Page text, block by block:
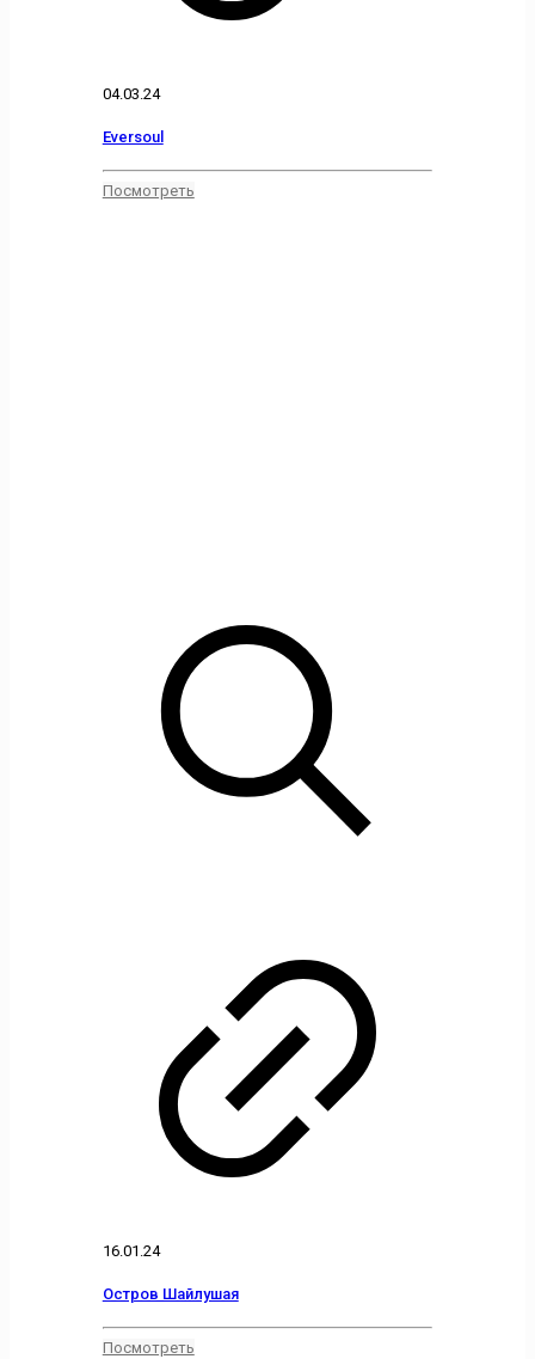
04.03.24
Eversoul
Посмотреть
16.01.24
Остров Шайлушая
Посмотреть